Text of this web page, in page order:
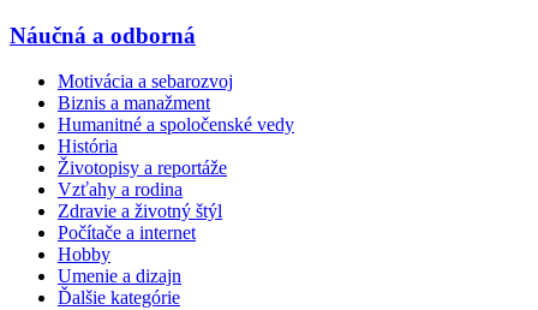
Náučná a odborná
Motivácia a sebarozvoj
Biznis a manažment
Humanitné a spoločenské vedy
História
Životopisy a reportáže
Vzťahy a rodina
Zdravie a životný štýl
Počítače a internet
Hobby
Umenie a dizajn
Ďalšie kategórie